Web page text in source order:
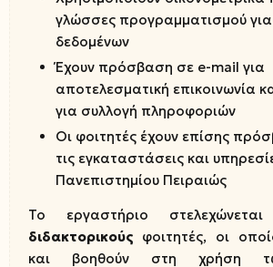
γλώσσες προγραμματισμού
δεδομένων
Έχουν πρόσβαση σε e-mail για
αποτελεσματική επικοινωνία
για συλλογή πληροφοριών
Οι φοιτητές έχουν επίσης
τις εγκαταστάσεις και
Πανεπιστημίου Πειραιώς
Το εργαστήριο
διδακτορικούς φοιτητές, οι
και βοηθούν στη χρήση